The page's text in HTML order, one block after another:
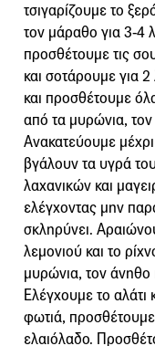
τσιγαρίζουμε το
τον μάραθο για 3-4
προσθέτουμε τις
και σοτάρουμε για
και προσθέτουμε
από τα μυρώνια,
Ανακατεύουμε
βγάλουν τα υγρά
λαχανικών και
ελέγχοντας μην
σκληρύνει.
λεμονιού και το
μυρώνια, τον άνηθο
Ελέγχουμε το αλάτι
φωτιά,
ελαιόλαδο.